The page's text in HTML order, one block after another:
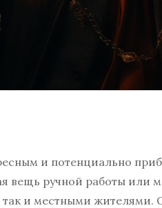
и потенциально
вещь ручной работы или
так и местными жителями.